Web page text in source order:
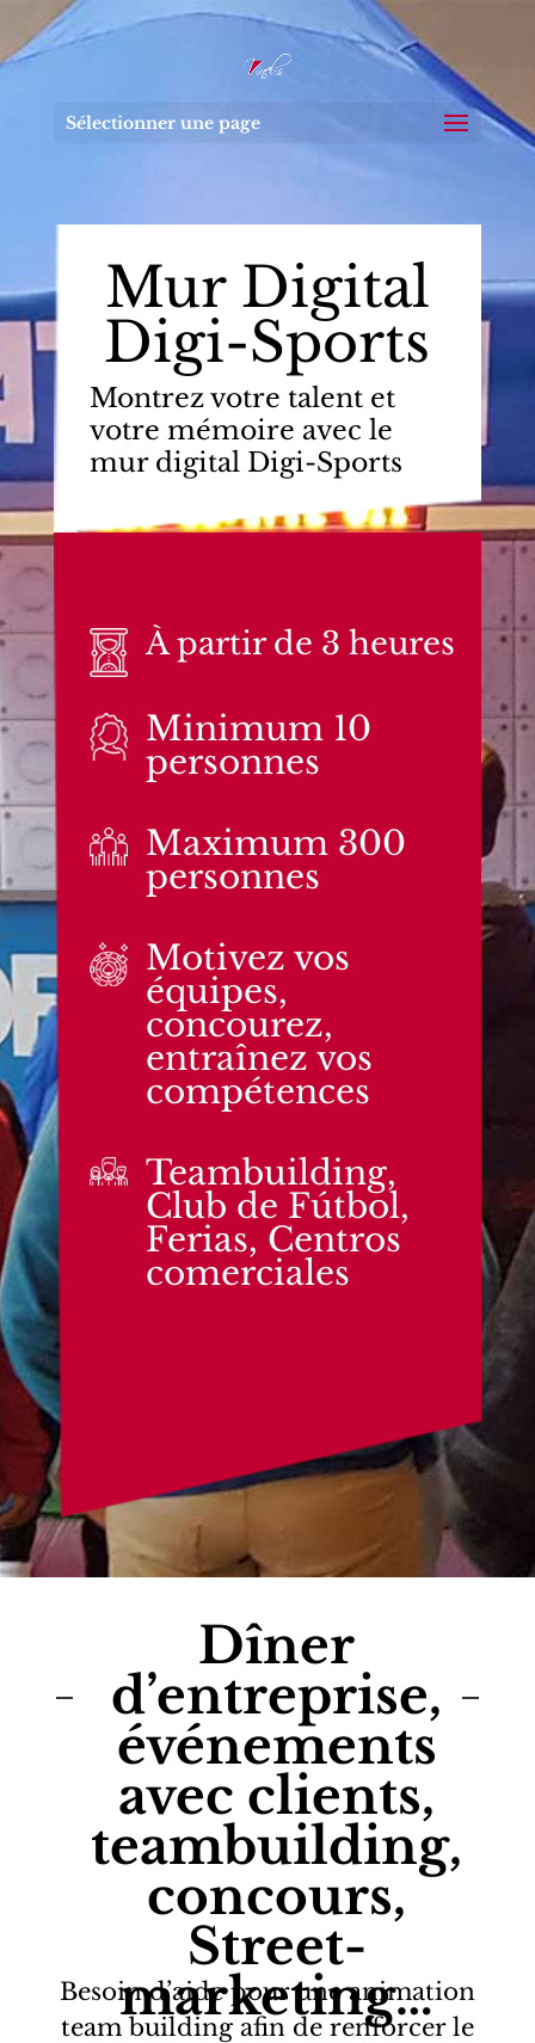
Sélectionner une page
Mur Digital
Digi-Sports
Montrez votre talent et
votre mémoire avec le
mur digital Digi-Sports
À partir de 3 heures
Minimum 10
personnes
Maximum 300
personnes
Motivez vos
équipes,
concourez,
entraînez vos
compétences
Teambuilding,
Club de Fútbol,
Ferias, Centros
comerciales
Dîner
d’entreprise,
événements
avec clients,
teambuilding,
concours,
Street-
marketing…
Besoin d’aide pour une animation
team building afin de renforcer le